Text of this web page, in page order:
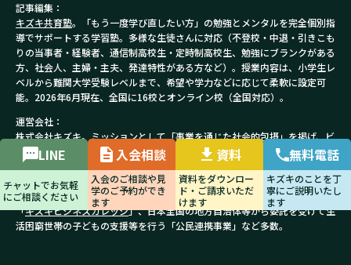
LINE
チャットでお気軽
にご相談ください
入会相談
入会のご相談や見
学のご予約ができ
ます
資料
資料をダウンロー
ド・ご請求いただ
けます
無料電話
キズキのことを丁
寧にご説明いたし
ます
記事編集：
キズキ共育塾。「もう一度学び直したい方」の勉強とメンタルを完全個別指
導でサポートする学習塾。多様な生徒さんに対応（不登校・中退・引きこも
りの当事者・経験者、通信制高校生・定時制高校生、勉強にブランクがある
方、社会人、主婦・主夫、発達特性がある方など）。授業内容は、小学生レ
ベルから難関大学受験レベルまで、希望や学力などに応じて柔軟に設定可
能。2026年6月現在、全国に16校とオンライン校（全国対応）。
運営会社：
株式会社キズキ。ミッションとして「事業を通じた社会的包摂」を掲げ、ビ
ジョンである「何度でもやり直せる社会をつくる」を実現するために、創業
当初から様々なお悩みを抱える方々の学びと就労のサポートを行っていま
す。現在展開中の事業は、キズキ共育塾のほか、不登校の方のための同家庭
教師「キズキ家学 」、うつや発達障害等の方々のための就労移行支援事業所
「キズキビジネスカレッジ」、日本全国の地方自治体等から委託を受けて生
活困窮世帯の子どもの支援等を行う「公民連携事業」など多数。